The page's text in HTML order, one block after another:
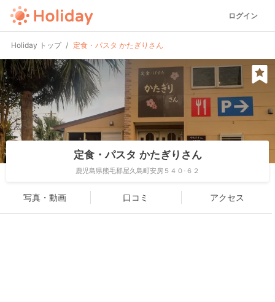
ログイン
Holiday トップ 定食・パスタ かたぎりさん
定食・パスタ かたぎりさん
鹿児島県熊毛郡屋久島町安房５４０-６２
写真・動画 口コミ アクセス